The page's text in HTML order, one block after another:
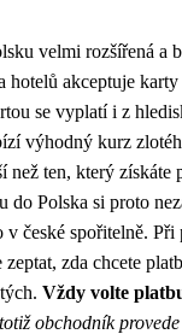
velmi rozšířená a
hotelů akceptuje
se vyplatí i z
výhodný kurz
než ten, který získáte
do Polska si proto
české spořitelně. Při
zeptat, zda chcete
Vždy volte
obchodník